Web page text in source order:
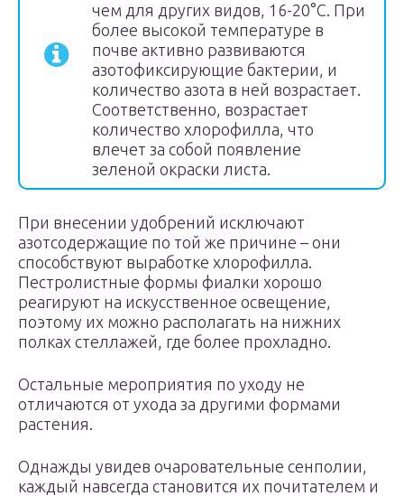
чем для других видов, 16-20°С. При
более высокой температуре в
почве активно развиваются
азотофиксирующие бактерии, и
количество азота в ней возрастает.
Соответственно, возрастает
количество хлорофилла, что
влечет за собой появление
зеленой окраски листа.
При внесении удобрений исключают
азотсодержащие по той же причине – они
способствуют выработке хлорофилла.
Пестролистные формы фиалки хорошо
реагируют на искусственное освещение,
поэтому их можно располагать на нижних
полках стеллажей, где более прохладно.
Остальные мероприятия по уходу не
отличаются от ухода за другими формами
растения.
Однажды увидев очаровательные сенполии,
каждый навсегда становится их почитателем и